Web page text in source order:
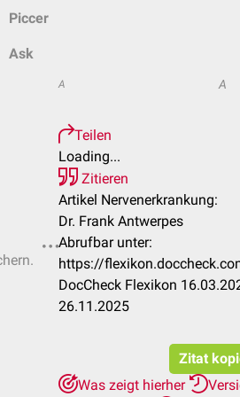
Piccer
Ask
A A
Teilen
Loading...
Zitieren
Artikel Nervenerkrankung:
Dr. Frank Antwerpes
Abrufbar unter:
https://
DocCheck Flexikon
26.11.2025
Zitat
Was zeigt hierher